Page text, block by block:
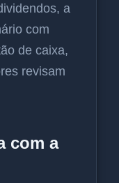
a
com
de caixa,
revisam
com a